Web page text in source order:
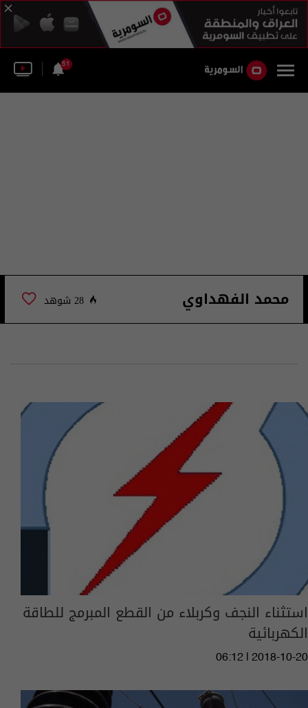
51
محمد الفهداوي 28 شوهد
استثناء النجف وكربلاء من القطع المبرمج للطاقة
الكهربائية
06:12 | 2018-10-20